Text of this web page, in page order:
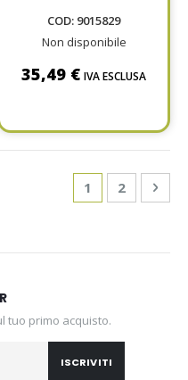
COD: 9015829
Non disponibile
35,49 € IVA ESCLUSA
Page
You're
1 Page
2
tuo primo acquisto.
ISCRIVITI